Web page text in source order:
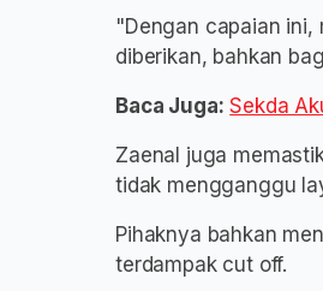
"Dengan capaian
diberikan, bahkan
Baca Juga: Sekda
Zaenal juga
tidak mengganggu
Pihaknya bahkan
terdampak cut off.